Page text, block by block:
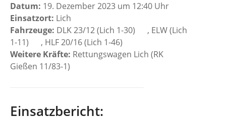
Datum: 19. Dezember 2023 um 12:40 Uhr
Einsatzort: Lich
Fahrzeuge: DLK 23/12 (Lich 1-30)
, ELW (Lich
1-11)
, HLF 20/16 (Lich 1-46)
Weitere Kräfte: Rettungswagen Lich (RK
Gießen 11/83-1)
Einsatzbericht: